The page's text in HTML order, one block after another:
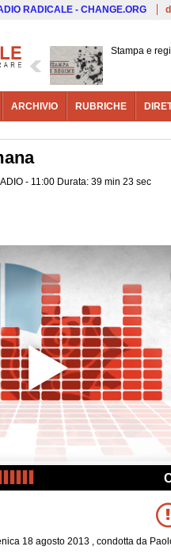
RADICALE - CHANGE.ORG
Stampa e
ARCHIVIO RUBRICHE
- 11:00 Durata: 39 min 23 sec
18 agosto 2013 , condotta da